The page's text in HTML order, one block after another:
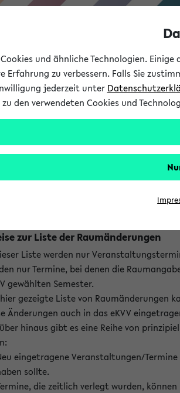
Studium
zur Liste der Raumänderungen
Liste werden nur
nur Termine, bei denen die
gewählten Semester.
gezeigte Liste von Raumänderungen
Änderungen auch in das eKVV
hinaus gibt es eine Reihe von
eingetragene Veranstaltungen/
sollte.
die zeitlich verlegt wurden,
und ähnliche Technologien.
Erfahrung zu verbessern. Falls Sie
jederzeit unter
den verwendeten Cookies und